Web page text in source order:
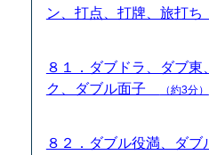
ン、打点、打牌、旅打ち
８１．ダブドラ、ダブ東
ク、ダブル面子
（約3分）
８２．ダブル役満、ダ